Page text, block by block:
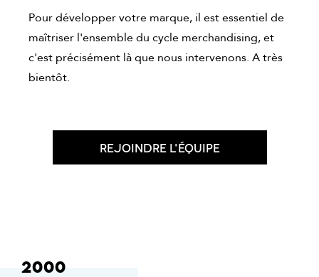
Pour développer votre marque, il est essentiel de
maîtriser l'ensemble du cycle merchandising, et
c'est précisément là que nous intervenons. A très
bientôt.
Rejoindre l'équipe
2000